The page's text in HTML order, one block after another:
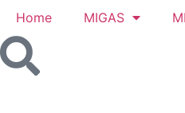
Home MIGAS